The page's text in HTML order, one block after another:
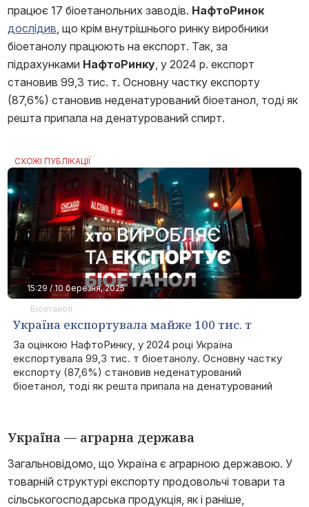
працює 17 біоетанольних заводів. НафтоРинок
дослідив, що крім внутрішнього ринку виробники
біоетанолу працюють на експорт. Так, за
підрахунками НафтоРинку, у 2024 р. експорт
становив 99,3 тис. т. Основну частку експорту
(87,6%) становив неденатурований біоетанол, тоді як
решта припала на денатурований спирт.
СХОЖІ ПУБЛІКАЦІЇ
15:29 / 10 березня, 2025
Біоетанол
Україна експортувала майже 100 тис. т
біоетанолу у 2024 році
За оцінкою НафтоРинку, у 2024 році Україна
експортувала 99,3 тис. т біоетанолу. Основну частку
експорту (87,6%) становив неденатурований
біоетанол, тоді як решта припала на денатурований
Україна — аграрна держава
Загальновідомо, що Україна є аграрною державою. У
товарній структурі експорту продовольчі товари та
сільськогосподарська продукція, як і раніше,